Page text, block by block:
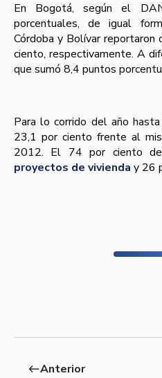
En Bogotá, según el
porcentuales, de igual
Córdoba y Bolí­var reportaron
ciento, respectivamente. A
que sumó 8,4 puntos
Para lo corrido del año
23,1 por ciento frente al
2012. El 74 por ciento
proyectos de vivienda y 26
westAnterior